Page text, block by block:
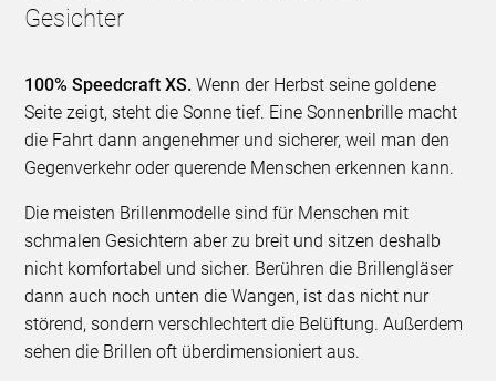
Gesichter
100% Speedcraft XS.Wenn der Herbst seine goldene
Seite zeigt, steht die Sonne tief. Eine Sonnenbrille macht
die Fahrt dann angenehmer und sicherer, weil man den
Gegenverkehr oder querende Menschen erkennen kann.
Die meisten Brillenmodelle sind für Menschen mit
schmalen Gesichtern aber zu breit und sitzen deshalb
nicht komfortabel und sicher. Berühren die Brillengläser
dann auch noch unten die Wangen, ist das nicht nur
störend, sondern verschlechtert die Belüftung. Außerdem
sehen die Brillen oft überdimensioniert aus.